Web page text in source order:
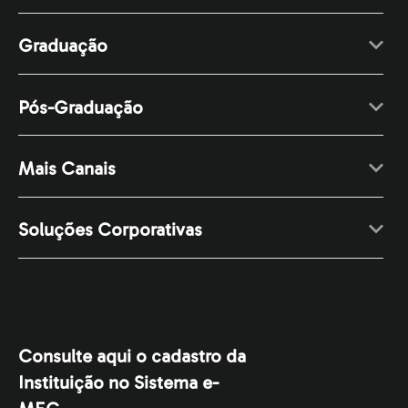
SAÚDE
Psicopedagogia Institucional e Clínica
18xR$79,9018xR$164,85
Business Intelligence
Graduação
Pós-Graduação
Mais Canais
Soluções Corporativas
Consulte aqui o cadastro da
Instituição no Sistema e-